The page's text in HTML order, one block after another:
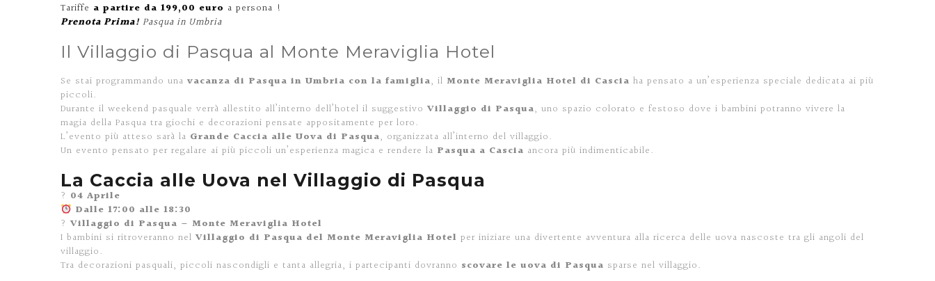
Tariffe a partire da 199,00 euro a persona !
Prenota Prima! Pasqua in Umbria
Il Villaggio di Pasqua al Monte Meraviglia Hotel
Se stai programmando una vacanza di Pasqua in Umbria con la famiglia, il Monte Meraviglia Hotel di Cascia ha pensato a un’esperienza speciale dedicata ai più
piccoli.
Durante il weekend pasquale verrà allestito all’interno dell’hotel il suggestivo Villaggio di Pasqua, uno spazio colorato e festoso dove i bambini potranno vivere la
magia della Pasqua tra giochi e decorazioni pensate appositamente per loro.
L’evento più atteso sarà la Grande Caccia alle Uova di Pasqua, organizzata all’interno del villaggio.
Un evento pensato per regalare ai più piccoli un’esperienza magica e rendere la Pasqua a Cascia ancora più indimenticabile.
La Caccia alle Uova nel Villaggio di Pasqua
? 04 Aprile
Dalle 17:00 alle 18:30
? Villaggio di Pasqua – Monte Meraviglia Hotel
I bambini si ritroveranno nel Villaggio di Pasqua del Monte Meraviglia Hotel per iniziare una divertente avventura alla ricerca delle uova nascoste tra gli angoli del
villaggio.
Tra decorazioni pasquali, piccoli nascondigli e tanta allegria, i partecipanti dovranno scovare le uova di Pasqua sparse nel villaggio.